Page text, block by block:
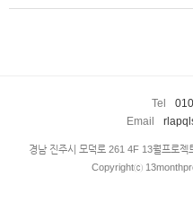
Tel
Email
경남 진주시 모덕로 261 4F 13월프로
Copyrightⓒ